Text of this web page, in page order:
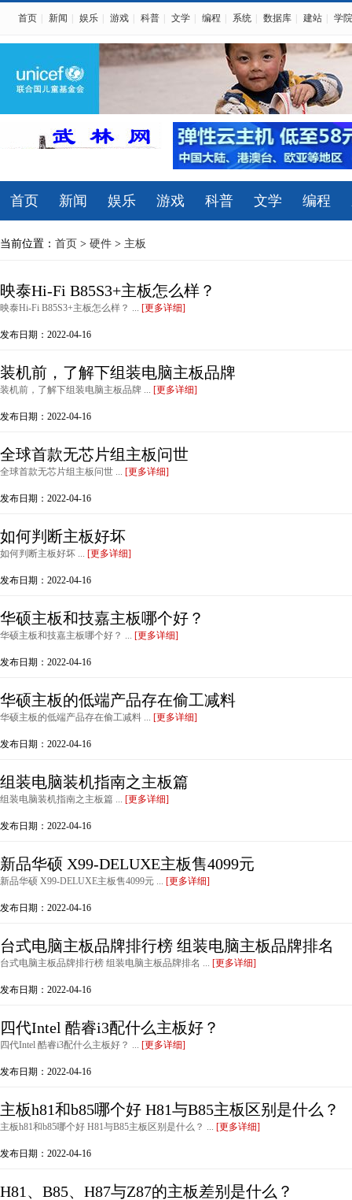
首页 新闻 娱乐 游戏 科普 文学 编程 系统 数据库 建站 学院
首页 新闻 娱乐 游戏 科普 文学 编程
当前位置： 首页 > 硬件 > 主板
映泰Hi-Fi B85S3+主板怎么样？
映泰Hi-Fi B85S3+主板怎么样？ ... [更多详细]
发布日期：2022-04-16
装机前，了解下组装电脑主板品牌
装机前，了解下组装电脑主板品牌 ... [更多详细]
发布日期：2022-04-16
全球首款无芯片组主板问世
全球首款无芯片组主板问世 ... [更多详细]
发布日期：2022-04-16
如何判断主板好坏
如何判断主板好坏 ... [更多详细]
发布日期：2022-04-16
华硕主板和技嘉主板哪个好？
华硕主板和技嘉主板哪个好？ ... [更多详细]
发布日期：2022-04-16
华硕主板的低端产品存在偷工减料
华硕主板的低端产品存在偷工减料 ... [更多详细]
发布日期：2022-04-16
组装电脑装机指南之主板篇
组装电脑装机指南之主板篇 ... [更多详细]
发布日期：2022-04-16
新品华硕 X99-DELUXE主板售4099元
新品华硕 X99-DELUXE主板售4099元 ... [更多详细]
发布日期：2022-04-16
台式电脑主板品牌排行榜 组装电脑主板品牌排名
台式电脑主板品牌排行榜 组装电脑主板品牌排名 ... [更多详细]
发布日期：2022-04-16
四代Intel 酷睿i3配什么主板好？
四代Intel 酷睿i3配什么主板好？ ... [更多详细]
发布日期：2022-04-16
主板h81和b85哪个好 H81与B85主板区别是什么？
主板h81和b85哪个好 H81与B85主板区别是什么？ ... [更多详细]
发布日期：2022-04-16
H81、B85、H87与Z87的主板差别是什么？